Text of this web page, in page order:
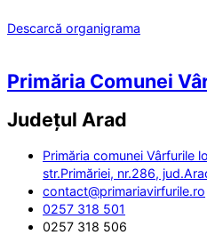
Descarcă organigrama
Primăria Comunei
Județul Arad
Primăria comunei Vârfurile
str.Primăriei, nr.286,
contact@primariavirfurile.ro
0257 318 501
0257 318 506